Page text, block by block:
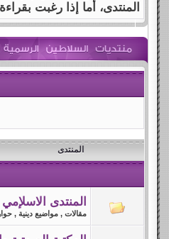
المنتدى، أما إذا رغبت
المنتدى
المنتدى الاسلإمي
مقالات , مواضيع دينية ,